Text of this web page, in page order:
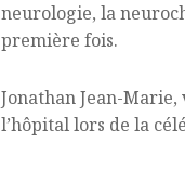
neurologie, la
première fois.
Jonathan Jean-
l’hôpital lors de la